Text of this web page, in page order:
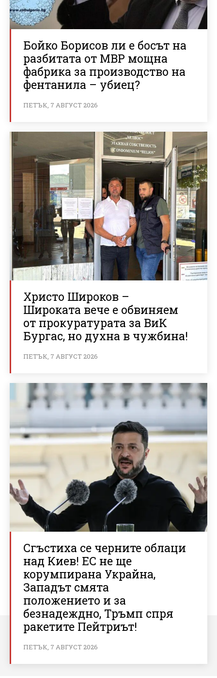
Бойко Борисов ли е босът на
разбитата от МВР мощна
фабрика за производство на
фентанила – убиец?
ПЕТЪК, 7 АВГУСТ 2026
Христо Широков –
Широката вече е обвиняем
от прокуратурата за ВиК
Бургас, но духна в чужбина!
ПЕТЪК, 7 АВГУСТ 2026
Сгъстиха се черните облаци
над Киев! ЕС не ще
корумпирана Украйна,
Западът смята
положението и за
безнадеждно, Тръмп спря
ракетите Пейтриът!
ПЕТЪК, 7 АВГУСТ 2026